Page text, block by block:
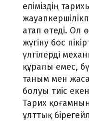
еліміздің
атап өтеді. Ол
жүгіну бос
үлгілерді
құралы емес,
таным мен
болуы тиіс
Тарих
ұлттық